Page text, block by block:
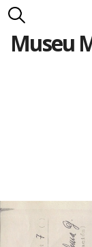
Carlota Royo
Museu